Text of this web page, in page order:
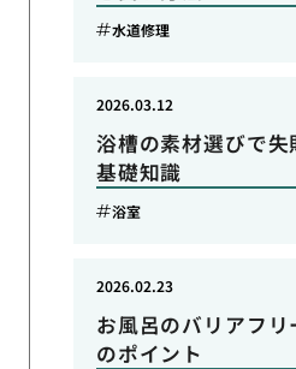
水道修理
浴槽の素材選びで
基礎知識
2026.03.12
浴室
お風呂のバリアフ
のポイント
2026.02.23